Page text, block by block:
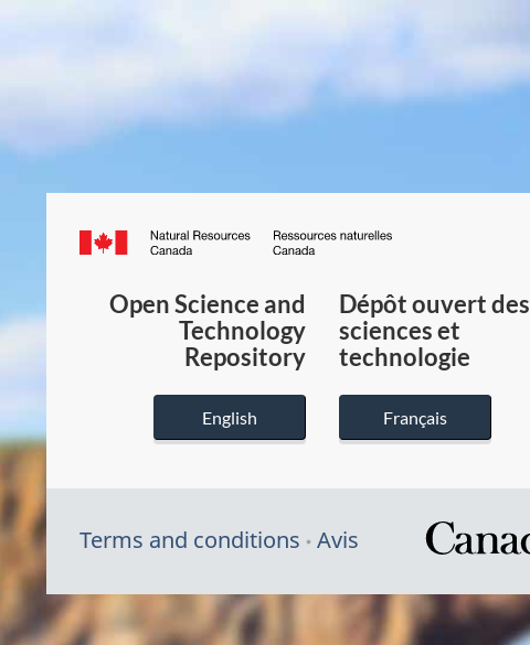
Canada.ca
du
Canada
Open Science and
Technology
Repository
English
Dépôt ouvert des
sciences et
technologie
Français
Terms and conditions Avis